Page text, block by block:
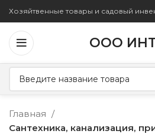
Хозяйтвенные товары и садовый
ООО
Главная
Сантехника, канализация,